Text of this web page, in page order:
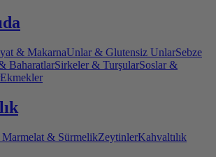
& MakarnaUnlar & Glutensiz UnlarSebze
BaharatlarSirkeler & TurşularSoslar &
Ekmekler
& SürmelikZeytinlerKahvaltılık